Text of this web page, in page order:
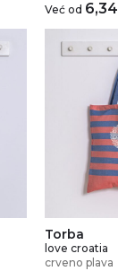
Već od 6,34
Torba
love croatia
crveno plava